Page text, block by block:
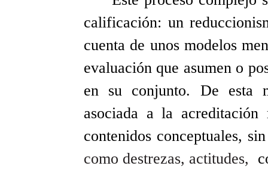
calificación: un
cuenta de unos modelos
evaluación que asumen o
en su conjunto. De esta
asociada a la acreditación
contenidos conceptuales,
como destrezas, actitudes,